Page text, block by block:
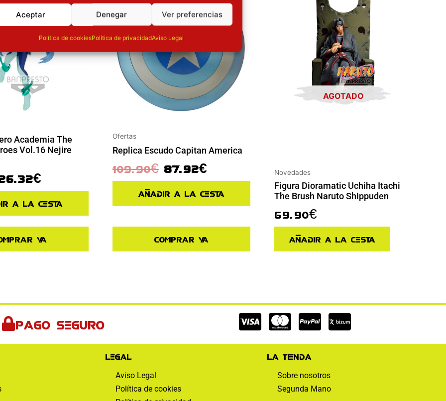
Aceptar Denegar Ver preferencias
Política de cookiesPolítica de privacidadAviso Legal
Academia The
Vol.16 Nejire
€
a la cesta
ya
Ofertas
Replica Escudo Capitan America
109.90€ 87.92€
Añadir a la cesta
Comprar ya
AGOTADO
Novedades
Figura Dioramatic Uchiha Itachi
The Brush Naruto Shippuden
69.90€
Añadir a la cesta
Pago seguro
Cc-
visa
Cc-
mastercard
Cc-
paypal
Legal
Aviso Legal
Política de cookies
La tienda
Sobre nosotros
Segunda Mano